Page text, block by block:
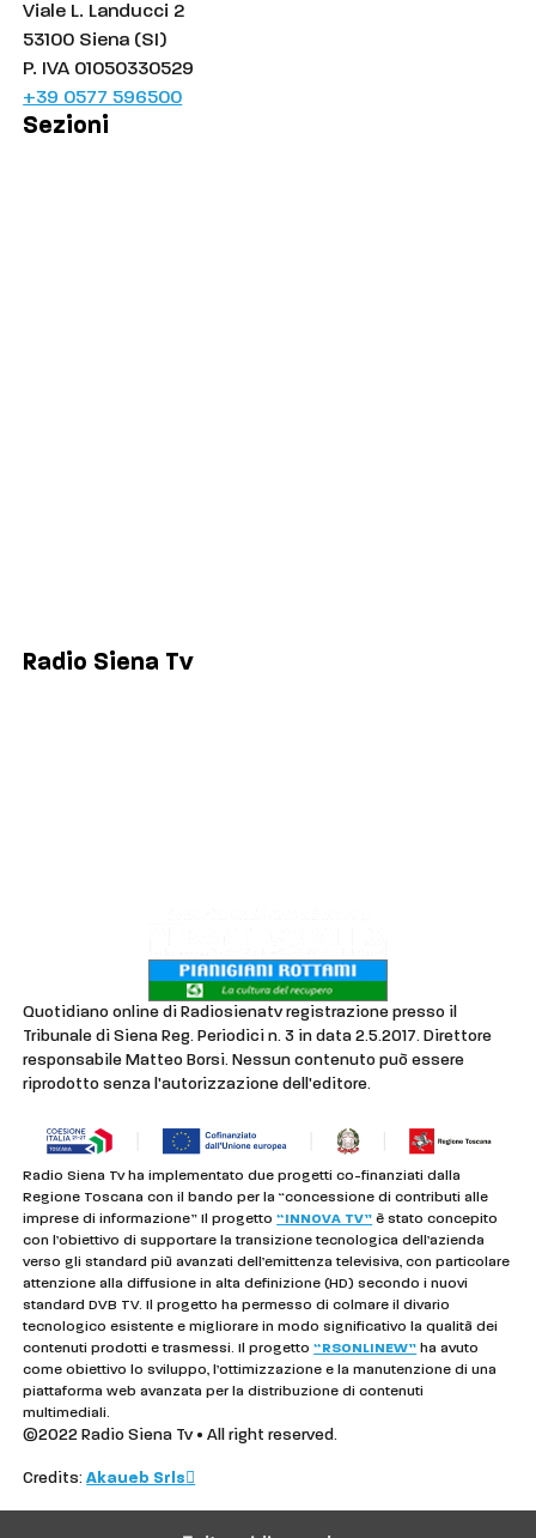
Viale L. Landucci 2
53100 Siena (SI)
P. IVA 01050330529
+39 0577 596500
Sezioni
Radio Siena Tv
Quotidiano online di Radiosienatv registrazione presso il
Tribunale di Siena Reg. Periodici n. 3 in data 2.5.2017. Direttore
responsabile Matteo Borsi. Nessun contenuto può essere
riprodotto senza l'autorizzazione dell'editore.
Radio Siena Tv ha implementato due progetti co-finanziati dalla
Regione Toscana con il bando per la “concessione di contributi alle
imprese di informazione” Il progetto“INNOVA TV” è stato concepito
con l’obiettivo di supportare la transizione tecnologica dell’azienda
verso gli standard più avanzati dell’emittenza televisiva, con particolare
attenzione alla diffusione in alta definizione (HD) secondo i nuovi
standard DVB TV. Il progetto ha permesso di colmare il divario
tecnologico esistente e migliorare in modo significativo la qualità dei
contenuti prodotti e trasmessi. Il progetto“RSONLINEW” ha avuto
come obiettivo lo sviluppo, l’ottimizzazione e la manutenzione di una
piattaforma web avanzata per la distribuzione di contenuti
multimediali.
©2022 Radio Siena Tv • All right reserved.
Credits:Akaueb Srls